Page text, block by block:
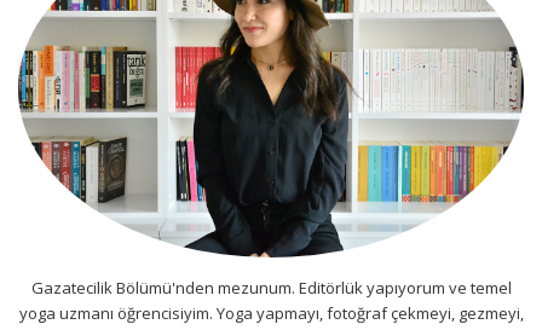
Gazatecilik Bölümü'nden mezunum. Editörlük yapıyorum ve temel
yoga uzmanı öğrencisiyim. Yoga yapmayı, fotoğraf çekmeyi, gezmeyi,